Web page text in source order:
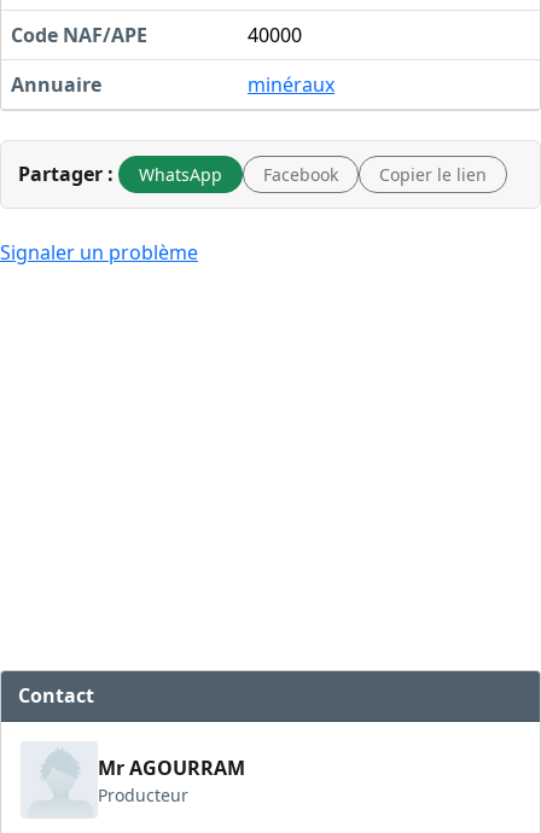
Code NAF/APE
40000
Annuaire
minéraux
Partager : WhatsApp Facebook Copier le lien
Signaler un problème
Contact
Mr AGOURRAM
Producteur